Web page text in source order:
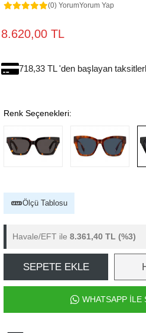
(0) YorumYorum Yap
8.620,00 TL
718,33 TL 'den başlayan
Renk Seçenekleri:
Ölçü Tablosu
Havale/EFT ile 8.361,40 TL (%3)
SEPETE EKLE
WHATSAPP İLE